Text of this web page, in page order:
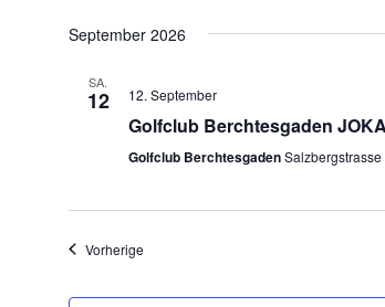
September 2026
SA.
12 12. September
Golfclub Berchtesgaden
Golfclub Berchtesgaden
VorherigeVeranstaltungen